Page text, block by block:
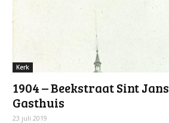
Kerk
1904 – Beekstraat Sint Jans
Gasthuis
23 juli 2019